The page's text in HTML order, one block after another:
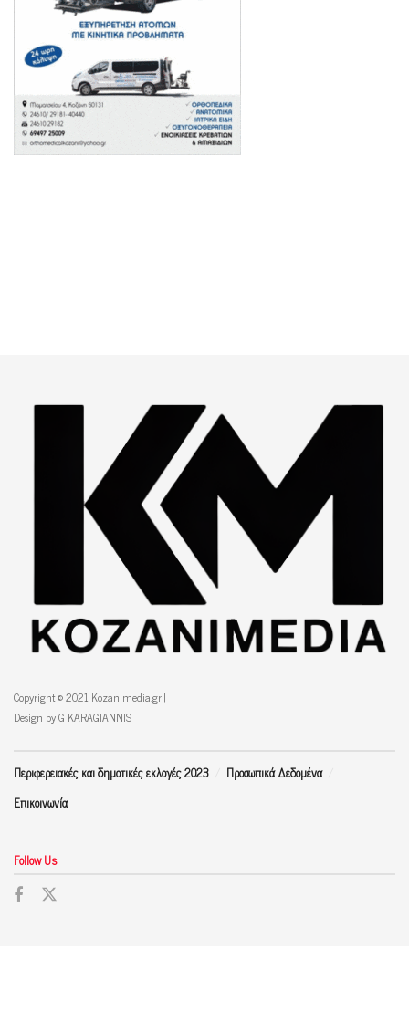
Copyright © 2021 Kozanimedia.gr |
Design by G KARAGIANNIS
Περιφερειακές και δημοτικές εκλογές 2023
Προσωπικά Δεδομένα
Επικοινωνία
Follow Us